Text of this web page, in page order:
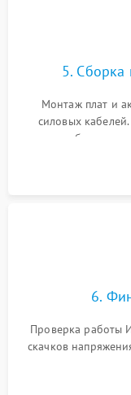
5. Сборка
Монтаж плат и
силовых
калибровки
срабатывания
6.
Проверка работы
скачков
времени